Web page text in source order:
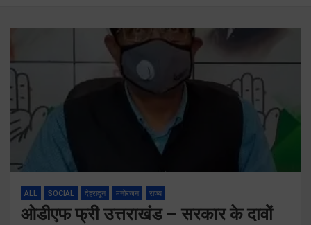
ALL SOCIAL देहरादून मनोरंजन राज्य
ओडीएफ फ्री उत्तराखंड – सरकार के दावों